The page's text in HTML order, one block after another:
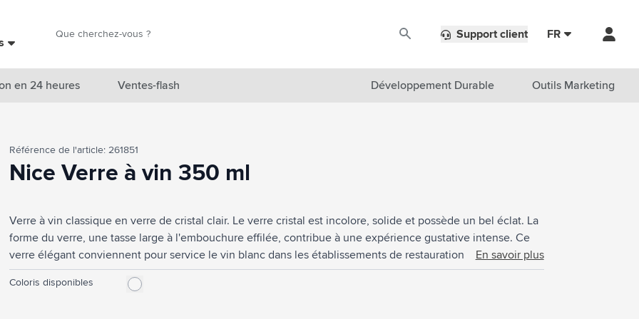
Marques
Thèmes
Accessoires boissons
Sacs & Voyage
Cuisiner & Vivre
Produits de soin
Support client FR
en 24 heures Ventes-flash Développement Durable Outils Marketing
Référence de l'article: 261851
Nice Verre à vin 350 ml
Verre à vin classique en verre de cristal clair. Le verre cristal est incolore, solide et possède un bel éclat. La
forme du verre, une tasse large à l'embouchure effilée, contribue à une expérience gustative intense. Ce
verre élégant conviennent pour service le vin blanc dans les établissements de restauration, lors d'un verre
d'affaires ou à la maison. Capacité 350 ml. Fabriquée en Europe.
En savoir plus
Coloris disponibles